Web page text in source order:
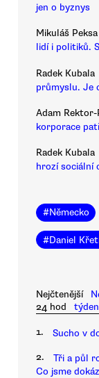
jen o byznys
Mikuláš Peksa
lidí i politiků.
Radek Kubala
průmyslu. Je
Adam Rektor-
korporace
Radek Kubala
hrozí sociální
#Německo
#Daniel
Nejčtenější
24 hod
týden
1. Sucho v
2.
Tři a půl
Co jsme